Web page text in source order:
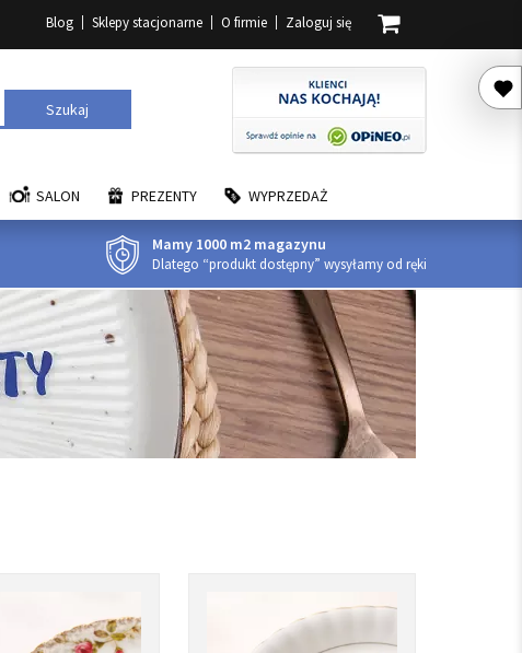
Blog Sklepy stacjonarne O firmie Zaloguj się
Szukaj
SALON PREZENTY WYPRZEDAŻ
Mamy 1000 m2 magazynu
Dlatego “produkt dostępny” wysyłamy od ręki